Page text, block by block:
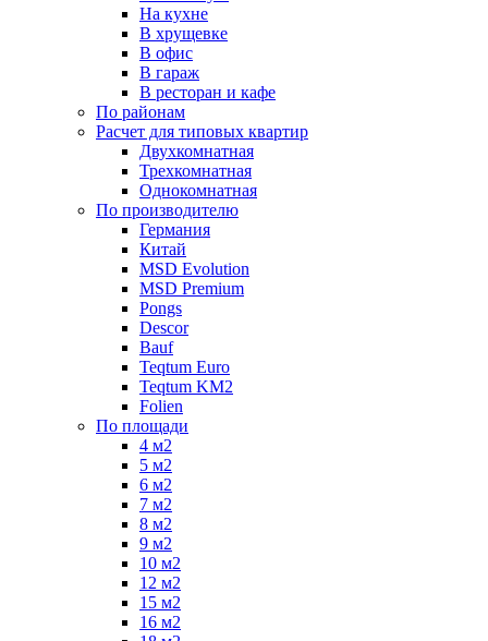
На кухне
В хрущевке
В офис
В гараж
В ресторан и кафе
По районам
Расчет для типовых квартир
Двухкомнатная
Трехкомнатная
Однокомнатная
По производителю
Германия
Китай
MSD Evolution
MSD Premium
Pongs
Descor
Bauf
Teqtum Euro
Teqtum KM2
Folien
По площади
4 м2
5 м2
6 м2
7 м2
8 м2
9 м2
10 м2
12 м2
15 м2
16 м2